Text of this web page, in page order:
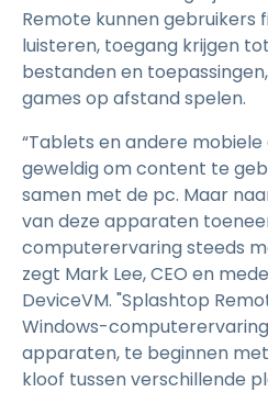
Remote kunnen gebruikers
luisteren, toegang krijgen
bestanden en
games op afstand spelen.
“Tablets en andere
geweldig om content te
samen met de pc. Maar
van deze apparaten
computerervaring steeds
zegt Mark Lee, CEO en
DeviceVM. "Splashtop
Windows-
apparaten, te beginnen
kloof tussen verschillende